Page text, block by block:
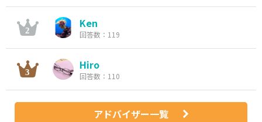
Ken
回答数：119
Hiro
回答数：110
アドバイザー一覧